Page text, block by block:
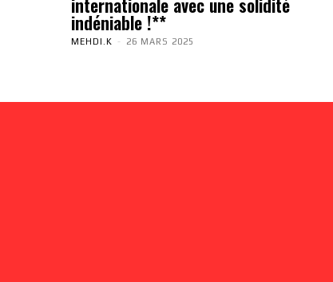
indéniable !**
MEHDI.K - 26 MARS 2025